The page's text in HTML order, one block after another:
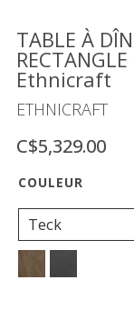
US
TABLE À
Ethnicraft
ETHNICRAFT
C$5,329.00
Teck